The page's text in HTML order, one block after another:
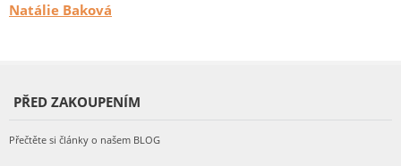
Natálie Baková
PŘED ZAKOUPENÍM
Přečtěte si články o našem BLOG